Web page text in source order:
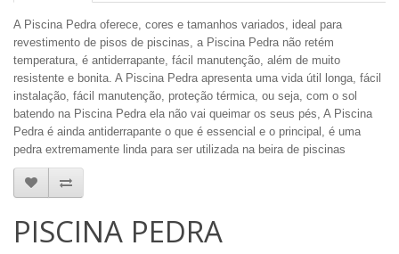
A Piscina Pedra oferece, cores e tamanhos variados, ideal para
revestimento de pisos de piscinas, a Piscina Pedra não retém
temperatura, é antiderrapante, fácil manutenção, além de muito
resistente e bonita. A Piscina Pedra apresenta uma vida útil longa, fácil
instalação, fácil manutenção, proteção térmica, ou seja, com o sol
batendo na Piscina Pedra ela não vai queimar os seus pés, A Piscina
Pedra é ainda antiderrapante o que é essencial e o principal, é uma
pedra extremamente linda para ser utilizada na beira de piscinas
PISCINA PEDRA